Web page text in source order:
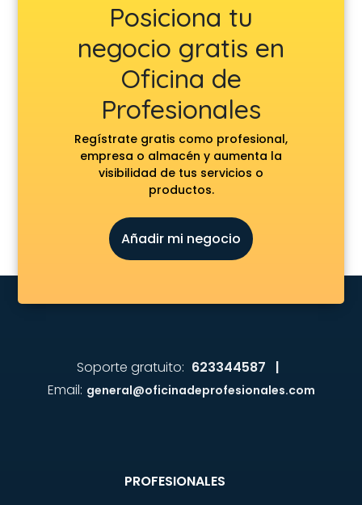
Posiciona tu
negocio gratis en
Oficina de
Profesionales
Regístrate gratis como profesional,
empresa o almacén y aumenta la
visibilidad de tus servicios o
productos.
Añadir mi negocio
Soporte gratuito: 623344587 |
Email: general@oficinadeprofesionales.com
PROFESIONALES